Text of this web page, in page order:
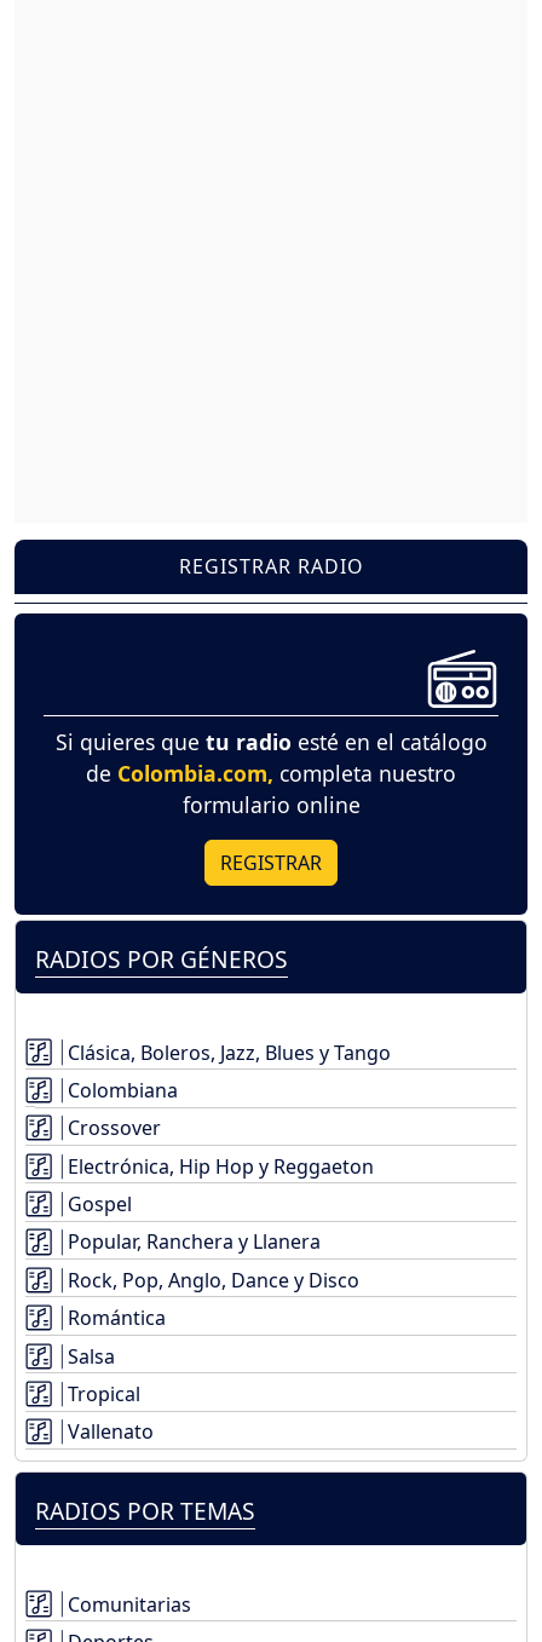
REGISTRAR RADIO
Si quieres que tu radio esté en el catálogo
de Colombia.com, completa nuestro
formulario online
REGISTRAR
RADIOS POR GÉNEROS
Clásica, Boleros, Jazz, Blues y Tango
Colombiana
Crossover
Electrónica, Hip Hop y Reggaeton
Gospel
Popular, Ranchera y Llanera
Rock, Pop, Anglo, Dance y Disco
Romántica
Salsa
Tropical
Vallenato
RADIOS POR TEMAS
Comunitarias